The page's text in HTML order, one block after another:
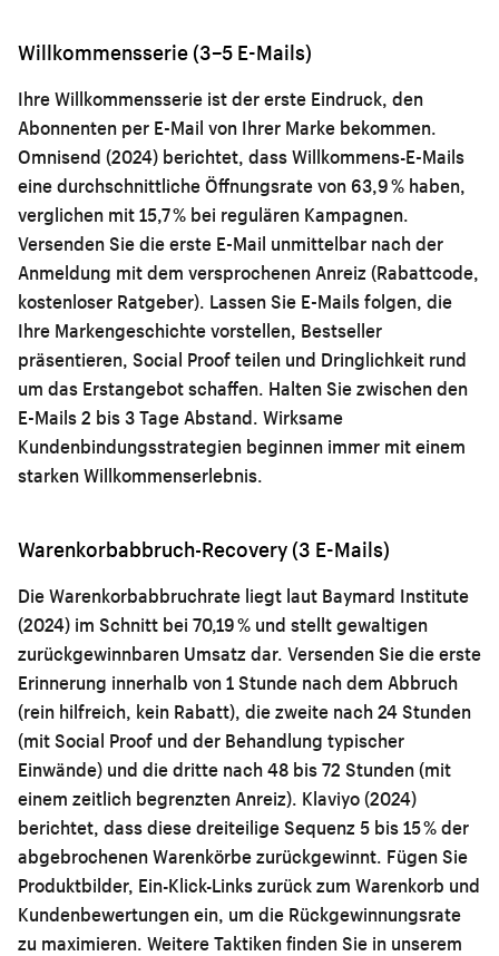
Willkommensserie (3–5 E-Mails)
Ihre Willkommensserie ist der erste Eindruck, den
Abonnenten per E-Mail von Ihrer Marke bekommen.
Omnisend (2024) berichtet, dass Willkommens-E-Mails
eine durchschnittliche Öffnungsrate von 63,9 % haben,
verglichen mit 15,7 % bei regulären Kampagnen.
Versenden Sie die erste E-Mail unmittelbar nach der
Anmeldung mit dem versprochenen Anreiz (Rabattcode,
kostenloser Ratgeber). Lassen Sie E-Mails folgen, die
Ihre Markengeschichte vorstellen, Bestseller
präsentieren, Social Proof teilen und Dringlichkeit rund
um das Erstangebot schaffen. Halten Sie zwischen den
E-Mails 2 bis 3 Tage Abstand. Wirksame
Kundenbindungsstrategien beginnen immer mit einem
starken Willkommenserlebnis.
Warenkorbabbruch-Recovery (3 E-Mails)
Die Warenkorbabbruchrate liegt laut Baymard Institute
(2024) im Schnitt bei 70,19 % und stellt gewaltigen
zurückgewinnbaren Umsatz dar. Versenden Sie die erste
Erinnerung innerhalb von 1 Stunde nach dem Abbruch
(rein hilfreich, kein Rabatt), die zweite nach 24 Stunden
(mit Social Proof und der Behandlung typischer
Einwände) und die dritte nach 48 bis 72 Stunden (mit
einem zeitlich begrenzten Anreiz). Klaviyo (2024)
berichtet, dass diese dreiteilige Sequenz 5 bis 15 % der
abgebrochenen Warenkörbe zurückgewinnt. Fügen Sie
Produktbilder, Ein-Klick-Links zurück zum Warenkorb und
Kundenbewertungen ein, um die Rückgewinnungsrate
zu maximieren. Weitere Taktiken finden Sie in unserem